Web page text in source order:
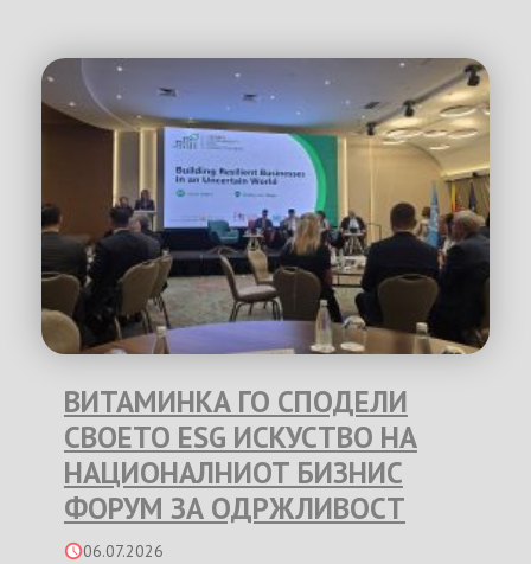
ВИТАМИНКА ГО СПОДЕЛИ
СВОЕТО ESG ИСКУСТВО НА
НАЦИОНАЛНИОТ БИЗНИС
ФОРУМ ЗА ОДРЖЛИВОСТ
06.07.2026